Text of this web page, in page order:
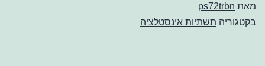
מאת ps72trbn
בקטגוריה תשתיות אינסטלציה